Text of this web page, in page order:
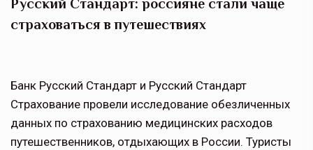
Русский Стандарт: россияне стали чаще
страховаться в путешествиях
Банк Русский Стандарт и Русский Стандарт
Страхование провели исследование обезличенных
данных по страхованию медицинских расходов
путешественников, отдыхающих в России. Туристы